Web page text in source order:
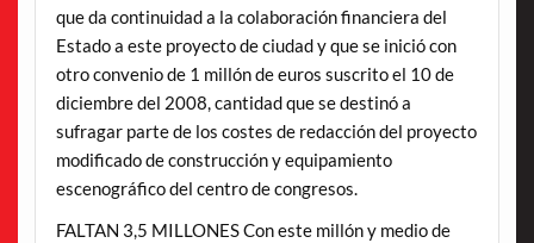
que da continuidad a la colaboración financiera del
Estado a este proyecto de ciudad y que se inició con
otro convenio de 1 millón de euros suscrito el 10 de
diciembre del 2008, cantidad que se destinó a
sufragar parte de los costes de redacción del proyecto
modificado de construcción y equipamiento
escenográfico del centro de congresos.
FALTAN 3,5 MILLONES Con este millón y medio de